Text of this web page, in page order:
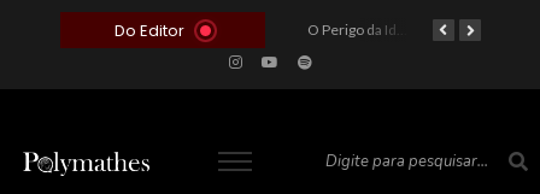
Do Editor
O Voto como Moeda: Clientelismo e o Analfabetismo Funcional Político no Brasil O Perigo da Ideologia Desenfreada na Justiça: Quando a Pauta Política Substitui a Pena Criminal